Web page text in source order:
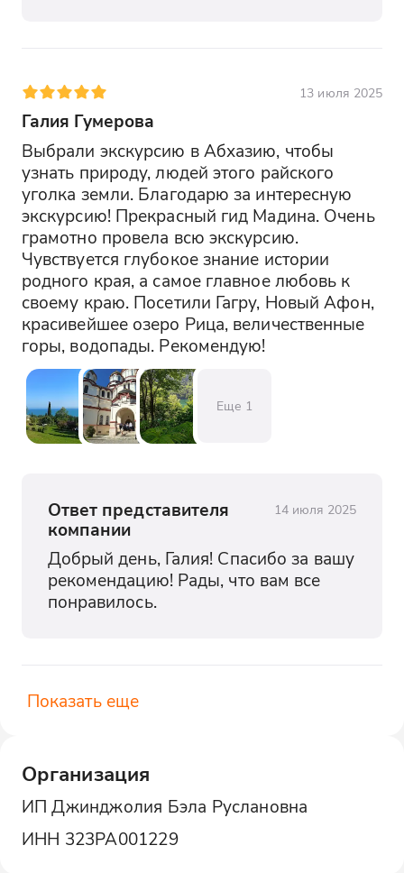
13 июля 2025
Галия Гумерова
Выбрали экскурсию в Абхазию, чтобы
узнать природу, людей этого райского
уголка земли. Благодарю за интересную
экскурсию! Прекрасный гид Мадина. Очень
грамотно провела всю экскурсию.
Чувствуется глубокое знание истории
родного края, а самое главное любовь к
своему краю. Посетили Гагру, Новый Афон,
красивейшее озеро Рица, величественные
горы, водопады. Рекомендую!
Еще 1
Ответ представителя
компании
14 июля 2025
Добрый день, Галия! Спасибо за вашу
рекомендацию! Рады, что вам все
понравилось.
Показать еще
Организация
ИП Джинджолия Бэла Руслановна
ИНН 323РА001229